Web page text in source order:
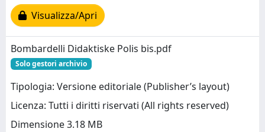
Visualizza/Apri
Bombardelli Didaktiske Polis bis.pdf
Solo gestori archivio
Tipologia: Versione editoriale (Publisher’s layout)
Licenza: Tutti i diritti riservati (All rights reserved)
Dimensione 3.18 MB